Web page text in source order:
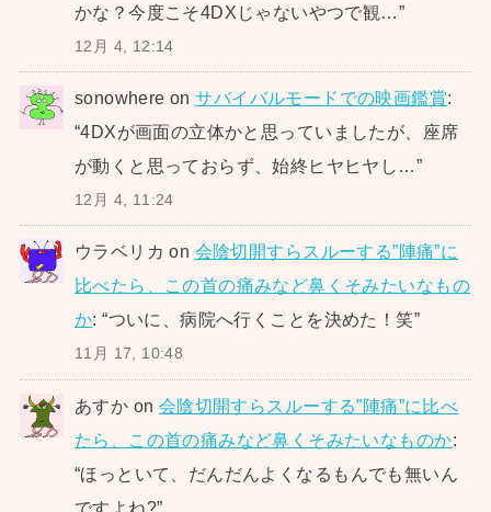
かな？今度こそ4DXじゃないやつで観… ”
12月 4, 12:14
sonowhere onサバイバルモードでの映画鑑賞:
“4DXが画面の立体かと思っていましたが、座席
が動くと思っておらず、始終ヒヤヒヤし…”
12月 4, 11:24
ウラベリカ on 会陰切開すらスルーする”陣痛”に
比べたら、この首の痛みなど鼻くそみたいなもの
か: “ついに、病院へ行くことを決めた！笑”
11月 17, 10:48
あすか on 会陰切開すらスルーする”陣痛”に比べ
たら、この首の痛みなど鼻くそみたいなものか:
“ほっといて、だんだんよくなるもんでも無いん
ですよね?”